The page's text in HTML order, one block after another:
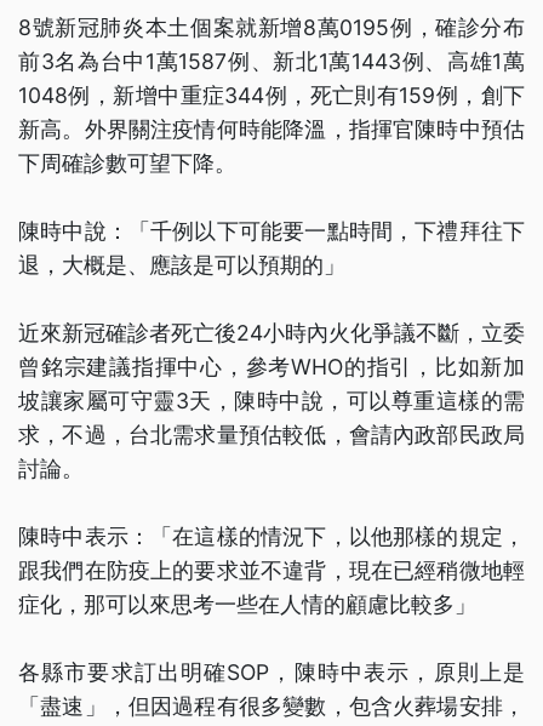
8號新冠肺炎本土個案就新增8萬0195例，確診分布
前3名為台中1萬1587例、新北1萬1443例、高雄1萬
1048例，新增中重症344例，死亡則有159例，創下
新高。外界關注疫情何時能降溫，指揮官陳時中預估
下周確診數可望下降。
陳時中說：「千例以下可能要一點時間，下禮拜往下
退，大概是、應該是可以預期的」
近來新冠確診者死亡後24小時內火化爭議不斷，立委
曾銘宗建議指揮中心，參考WHO的指引，比如新加
坡讓家屬可守靈3天，陳時中說，可以尊重這樣的需
求，不過，台北需求量預估較低，會請內政部民政局
討論。
陳時中表示：「在這樣的情況下，以他那樣的規定，
跟我們在防疫上的要求並不違背，現在已經稍微地輕
症化，那可以來思考一些在人情的顧慮比較多」
各縣市要求訂出明確SOP，陳時中表示，原則上是
「盡速」，但因過程有很多變數，包含火葬場安排，